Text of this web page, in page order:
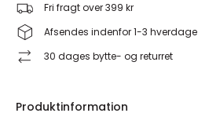
Fri fragt over 399 kr
Afsendes indenfor 1-3 hverdage
30 dages bytte- og returret
Produktinformation